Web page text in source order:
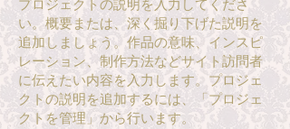
プロジェクトの説明を入力してくださ
い。概要または、深く掘り下げた説明を
追加しましょう。作品の意味、インスピ
レーション、制作方法などサイト訪問者
に伝えたい内容を入力します。プロジェ
クトの説明を追加するには、「プロジェ
クトを管理」から行います。